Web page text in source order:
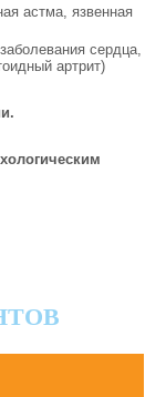
астма, язвенная
сердца,
артрит)